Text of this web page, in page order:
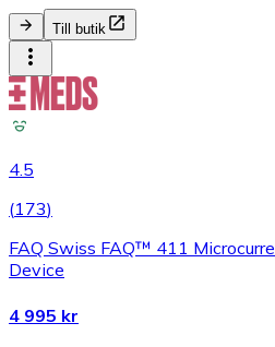
Till butik
4.5
(173)
FAQ Swiss FAQ™ 411
Device
4 995 kr